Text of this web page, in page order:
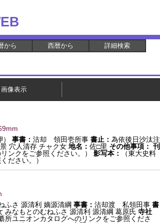
から 西暦から 詳細検索
画像表示
事書： 沽却 領田壱所事 書止： 為依後日沙汰注
穴人清存 チャク女 地名： 佐□里 その他事項： 刊
ンクをご参照ください。） 影写本：
（東大史料
ださい。）
ふさ 源清利 嫡源清綱 事書： 沽却渡 私領田事 書
みなもとのむねふさ 源清利 源清綱 葛原氏 寺社
所ユニオンカタログへのリンクをご参照くださ